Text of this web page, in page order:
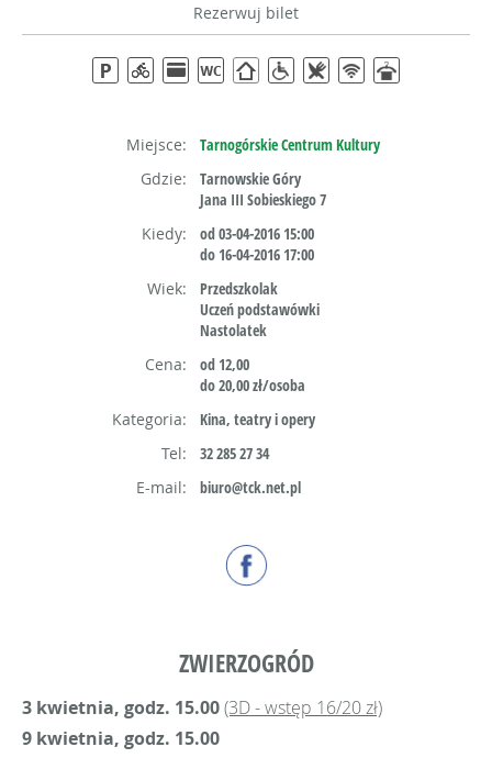
Rezerwuj bilet
Miejsce:
Tarnogórskie Centrum Kultury
Gdzie:
Tarnowskie Góry
Jana III Sobieskiego 7
Kiedy:
od 03-04-2016 15:00
do 16-04-2016 17:00
Wiek:
Przedszkolak
Uczeń podstawówki
Nastolatek
Cena:
od 12,00
do 20,00 zł/osoba
Kategoria:
Kina, teatry i opery
Tel:
32 285 27 34
E-mail:
biuro@tck.net.pl
ZWIERZOGRÓD
3 kwietnia, godz. 15.00(3D - wstęp 16/20 zł)
9 kwietnia, godz. 15.00